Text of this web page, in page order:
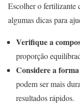
Escolher o fertilizante
algumas dicas para
Verifique a
proporção
Considere a
podem ser mais
resultados rápidos.